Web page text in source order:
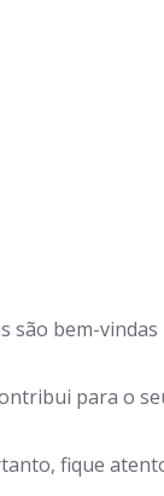
são bem-
para o
fique